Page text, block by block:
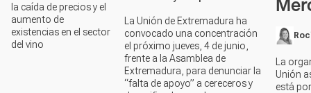
la caída de precios y el
aumento de
existencias en el sector
del vino
La Unión de Extremadura ha
convocado una concentración
el próximo jueves, 4 de junio,
frente a la Asamblea de
Extremadura, para denunciar la
“falta de apoyo” a cereceros y
La
Unión
está